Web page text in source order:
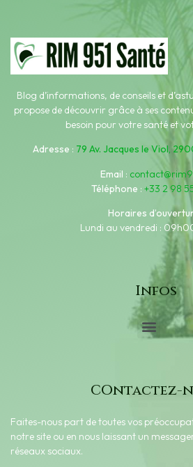
Blog d’informations, de conseils et
propose de découvrir grâce à ses
besoin pour votre santé et
Adresse : 79 Av. Jacques le Viol,
Email :
Téléphone : +33 2 98
Horaires
Lundi au vendredi :
Infos
COntactez-
Faites-nous part de toutes vos
notre site ou en nous laissant un
réseaux sociaux.